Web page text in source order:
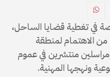
في تغطية قضايا الساحل،
من الاهتمام لمنطقة
منتشرين في عموم
ونهجها المهنية.